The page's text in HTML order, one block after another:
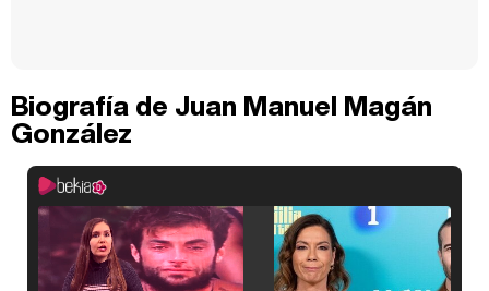
Biografía de Juan Manuel Magán
González